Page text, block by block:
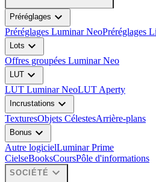
Préréglages expand_more
Préréglages Luminar NeoPréréglages
Lots expand_more
Offres groupées Luminar Neo
LUT expand_more
LUT Luminar NeoLUT Aperty
Incrustations expand_more
TexturesObjets CélestesArrière-plans
Bonus expand_more
Autre logicielLuminar Prime
CielseBooksCoursPôle d'informations
SOCIÉTÉ expand_more